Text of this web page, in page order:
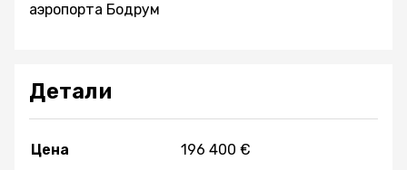
аэропорта Бодрум
Детали
Цена 196 400 €